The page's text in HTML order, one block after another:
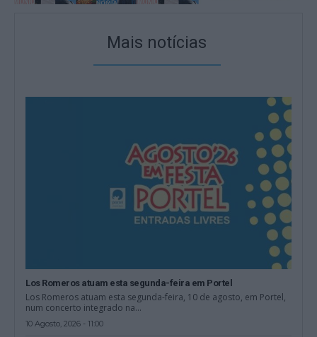
Mais notícias
Los Romeros atuam esta segunda-feira em Portel
Los Romeros atuam esta segunda-feira, 10 de agosto, em Portel,
num concerto integrado na...
10 Agosto, 2026 - 11:00